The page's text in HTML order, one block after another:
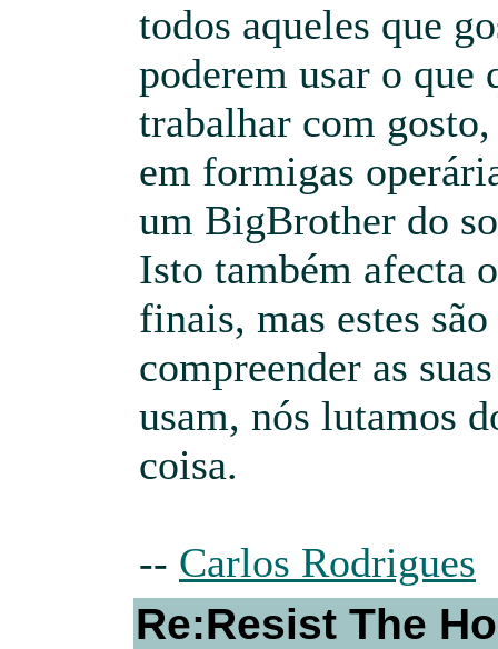
todos aqueles que
poderem usar o que
trabalhar com
em formigas
um BigBrother do
Isto também afecta
finais, mas estes
compreender as
usam, nós lutamos
coisa.
-- Carlos Rodrigues
Re:Resist The